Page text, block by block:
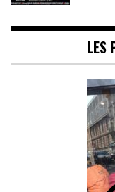
LES